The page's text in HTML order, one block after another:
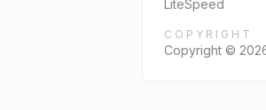
LiteSpeed
COPYRIGHT
Copyright © 2026